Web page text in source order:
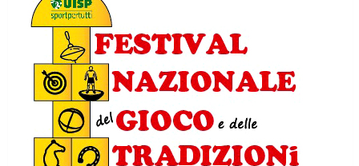
Ddl Lobby, Uisp: “Il Parlamento valorizzi le nostre specificità"